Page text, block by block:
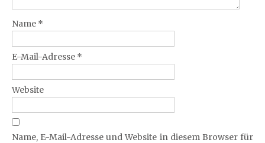
Name *
E-Mail-Adresse *
Website
Name, E-Mail-Adresse und Website in diesem Browser für